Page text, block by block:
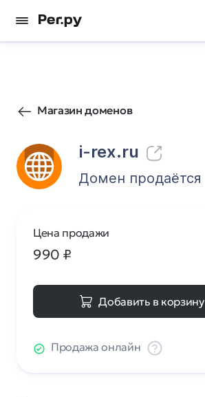
Магазин доменов
i-rex.ru
Домен продаётся
Цена продажи
990 ₽
Добавить в корзину
Продажа онлайн